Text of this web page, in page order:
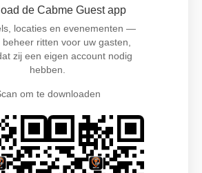
de Cabme Guest app
locaties en evenementen —
beheer ritten voor uw gasten,
zij een eigen account nodig
hebben.
om te downloaden